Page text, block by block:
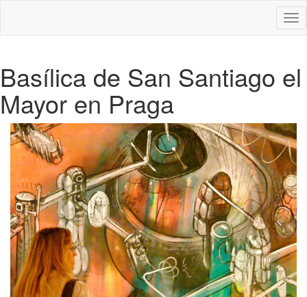
Basílica de San Santiago el
Mayor en Praga